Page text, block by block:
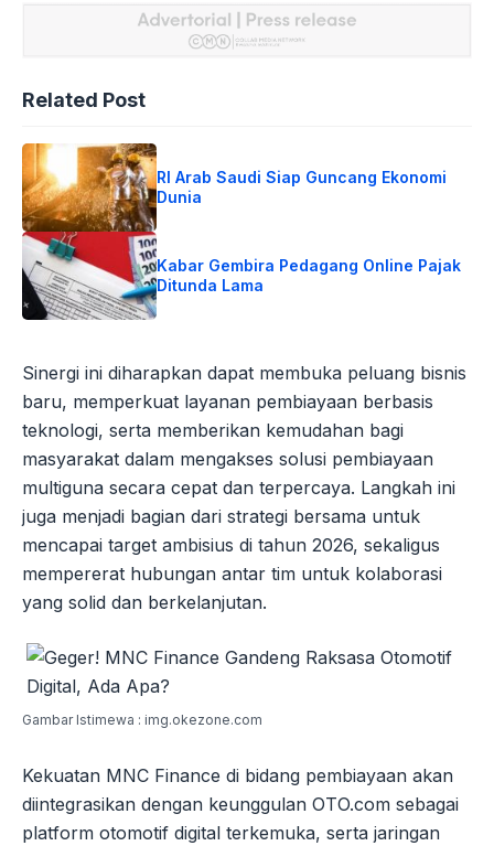
Related Post
RI Arab Saudi Siap Guncang Ekonomi
Dunia
Kabar Gembira Pedagang Online Pajak
Ditunda Lama
Sinergi ini diharapkan dapat membuka peluang bisnis
baru, memperkuat layanan pembiayaan berbasis
teknologi, serta memberikan kemudahan bagi
masyarakat dalam mengakses solusi pembiayaan
multiguna secara cepat dan terpercaya. Langkah ini
juga menjadi bagian dari strategi bersama untuk
mencapai target ambisius di tahun 2026, sekaligus
mempererat hubungan antar tim untuk kolaborasi
yang solid dan berkelanjutan.
Gambar Istimewa : img.okezone.com
Kekuatan MNC Finance di bidang pembiayaan akan
diintegrasikan dengan keunggulan OTO.com sebagai
platform otomotif digital terkemuka, serta jaringan